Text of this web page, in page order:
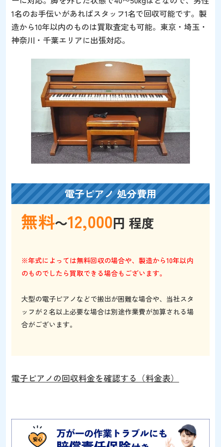
1名のお手伝いがあればスタッフ1名で回収可能です。製
造から10年以内のものは買取査定も可能。東京・埼玉・
神奈川・千葉エリアに出張対応。
電子ピアノ 処分費用
無料～12,000円 程度
※年式によっては無料回収の場合や、製造から10年以内
のものでしたら買取できる場合もございます。
大型の電子ピアノなどで搬出が困難な場合や、 当社スタ
ッフが２名以上必要な場合は別途作業費が加算される場
合がございます。
電子ピアノの回収料金を確認する（料金表）